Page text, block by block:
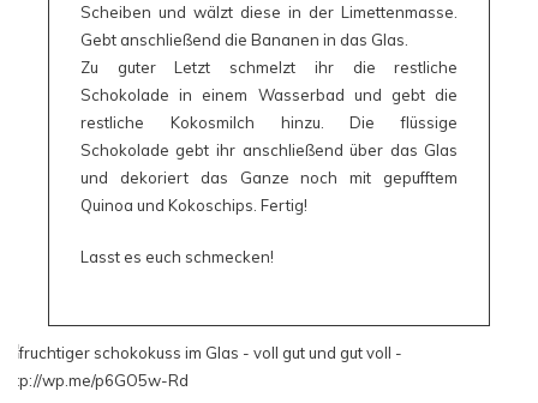
Scheiben und wälzt diese in der Limettenmasse.
Gebt anschließend die Bananen in das Glas.
Zu guter Letzt schmelzt ihr die restliche
Schokolade in einem Wasserbad und gebt die
restliche Kokosmilch hinzu. Die flüssige
Schokolade gebt ihr anschließend über das Glas
und dekoriert das Ganze noch mit gepufftem
Quinoa und Kokoschips. Fertig!
Lasst es euch schmecken!